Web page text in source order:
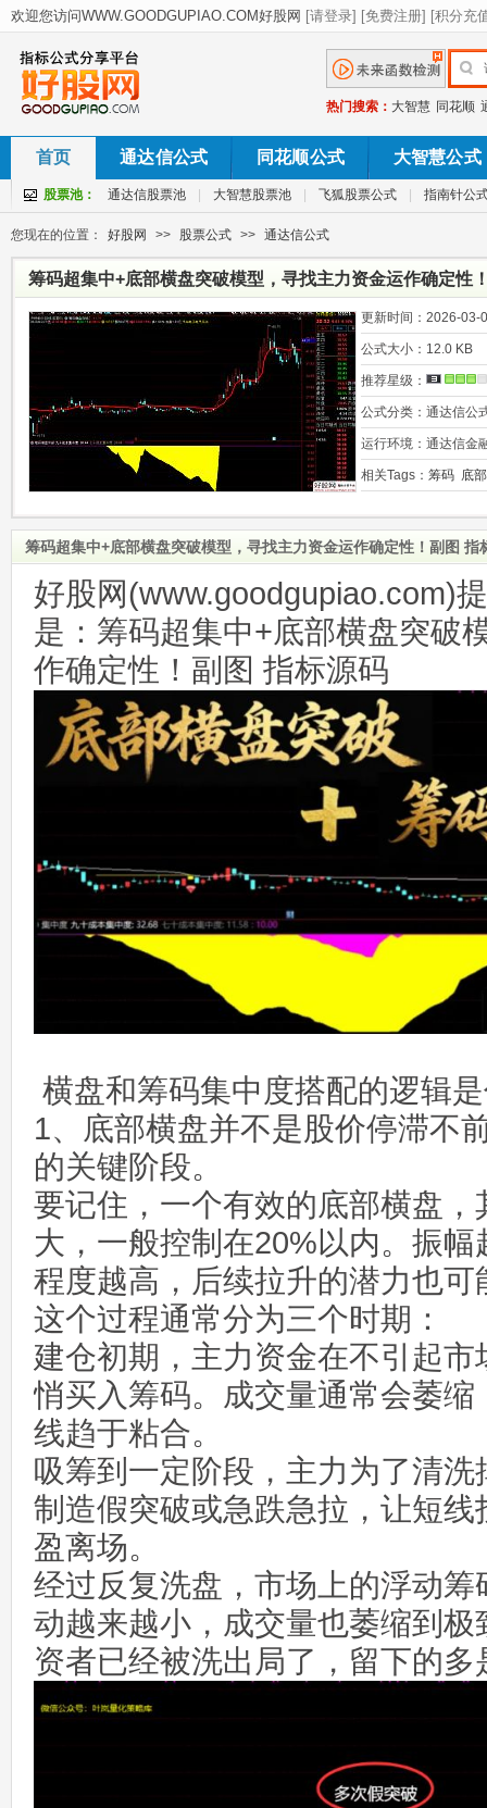
热门搜索： 大智慧 同花顺
首页 通达信公式 同花顺公式 大智慧公式
股票池： 通达信股票池 大智慧股票池 飞狐股票公式 指南针公
您现在的位置： 好股网 >> 股票公式 >> 通达信公式
筹码超集中+底部横盘突破模型，寻找主力资金运作确定性
更新时间： 2026-03-
公式大小： 12.0 KB
推荐星级：
公式分类： 通达信公
运行环境： 通达信金
相关Tags： 筹码 底
筹码超集中+底部横盘突破模型，寻找主力资金运作确定性！副图 指
好股网(www.goodgupiao.com)
是：筹码超集中+底部横盘突破
作确定性！副图 指标源码
横盘和筹码集中度搭配的逻辑
1、底部横盘并不是股价停滞不
的关键阶段。
要记住，一个有效的底部横盘
大，一般控制在20%以内。振
程度越高，后续拉升的潜力也可
这个过程通常分为三个时期：
建仓初期，主力资金在不引起
悄买入筹码。成交量通常会萎
线趋于粘合。
吸筹到一定阶段，主力为了清
制造假突破或急跌急拉，让短
盈离场。
经过反复洗盘，市场上的浮动
动越来越小，成交量也萎缩到
资者已经被洗出局了，留下的